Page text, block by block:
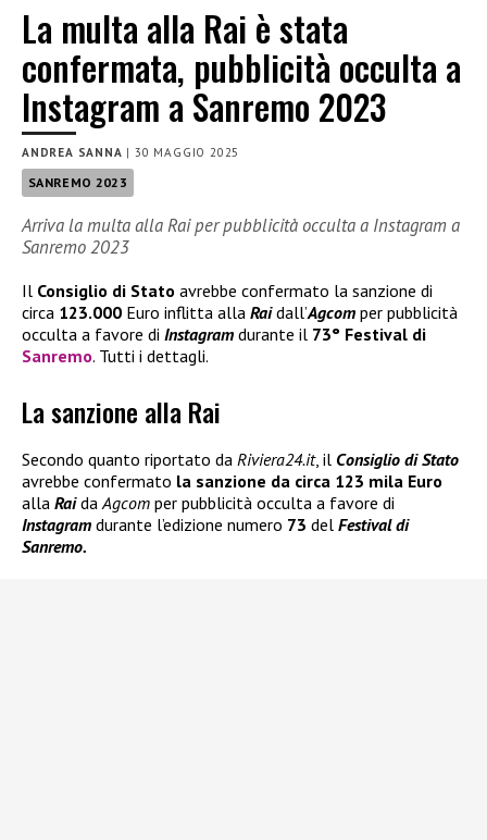
La multa alla Rai è stata
confermata, pubblicità occulta a
Instagram a Sanremo 2023
ANDREA SANNA |30 MAGGIO 2025
SANREMO 2023
Arriva la multa alla Rai per pubblicità occulta a Instagram a
Sanremo 2023
Il Consiglio di Stato avrebbe confermato la sanzione di
circa 123.000 Euro inflitta alla Raidall’Agcom per pubblicità
occulta a favore di Instagram durante il 73° Festival di
Sanremo. Tutti i dettagli.
La sanzione alla Rai
Secondo quanto riportato da Riviera24.it, il Consiglio di Stato
avrebbe confermato la sanzione da circa 123 mila Euro
alla Raida Agcom per pubblicità occulta a favore di
Instagram durante l’edizione numero 73 del Festival di
Sanremo.